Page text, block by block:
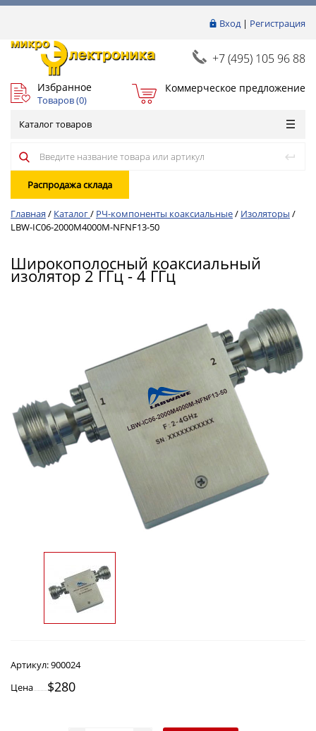
Вход| Регистрация
+7 (495) 105 96 88
Избранное
Товаров (0)
Коммерческое предложение
Каталог товаров
Распродажа склада
Главная / Каталог/ РЧ-компоненты коаксиальные/ Изоляторы /
LBW-IC06-2000M4000M-NFNF13-50
Широкополосный коаксиальный
изолятор 2 ГГц - 4 ГГц
Артикул:900024
Цена
$280